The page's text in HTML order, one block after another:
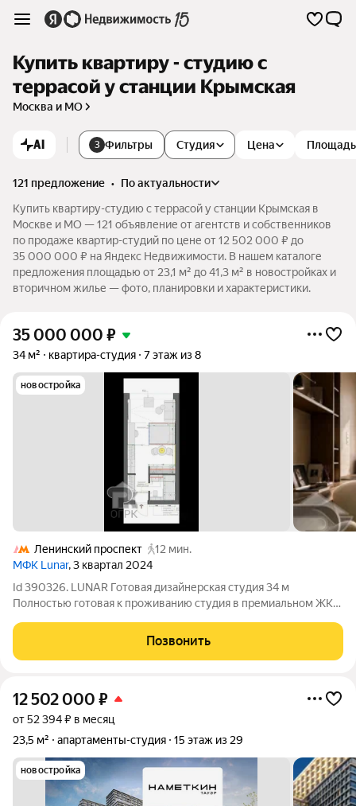
Купить квартиру - студию с
террасой у станции Крымская
Москва и МО
AI 3 Фильтры Студия Цена Площадь
121 предложение •
по актуальности
Купить квартиру-студию с террасой у станции Крымская в
Москве и МО — 121 объявление от агентств и собственников
по продаже квартир-студий по цене от 12 502 000 ₽ до
35 000 000 ₽ на Яндекс Недвижимости. В нашем каталоге
предложения площадью от 23,1 м² до 41,3 м² в новостройках и
вторичном жилье — фото, планировки и характеристики.
35 000 000 ₽
34 м² квартира-студия 7 этаж из 8
новостройка
Ленинский проспект
12 мин.
МФК Lunar, 3 квартал 2024
Id 390326. LUNAR Готовая дизайнерская студия 34 м
Полностью готовая к проживанию студия в премиальном ЖК
мебелью, техникой и декором. После покупки не потребуется
ни одного дополнительного
Позвонить
12 502 000 ₽
от 52 394 ₽ в месяц
23,5 м²
апартаменты-студия 15 этаж из 29
новостройка